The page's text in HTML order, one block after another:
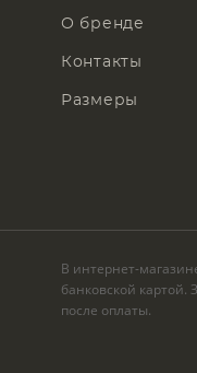
О бренде
Контакты
Размеры
В интернет-
банковской картой.
после оплаты.